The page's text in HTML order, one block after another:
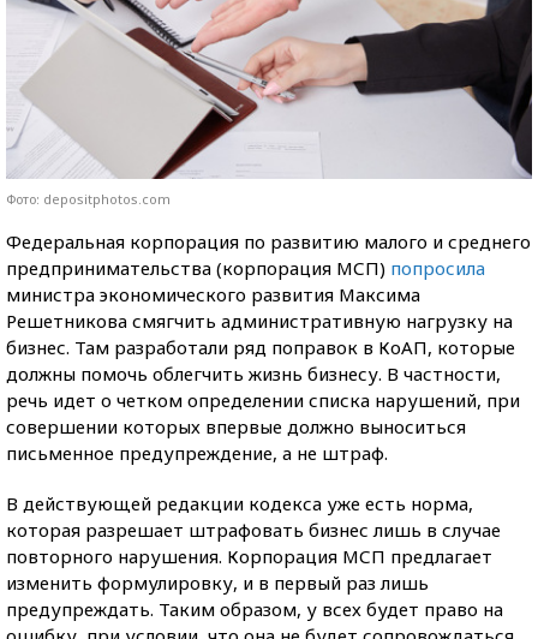
Фото: depositphotos.com
Федеральная корпорация по развитию малого и среднего
предпринимательства (корпорация МСП) попросила
министра экономического развития Максима
Решетникова смягчить административную нагрузку на
бизнес. Там разработали ряд поправок в КоАП, которые
должны помочь облегчить жизнь бизнесу. В частности,
речь идет о четком определении списка нарушений, при
совершении которых впервые должно выноситься
письменное предупреждение, а не штраф.
В действующей редакции кодекса уже есть норма,
которая разрешает штрафовать бизнес лишь в случае
повторного нарушения. Корпорация МСП предлагает
изменить формулировку, и в первый раз лишь
предупреждать. Таким образом, у всех будет право на